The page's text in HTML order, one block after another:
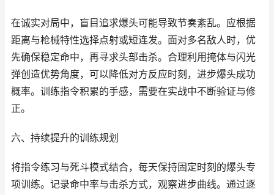
在诚实对局中，盲目追求爆头可能导致节奏紊乱。应根据
距离与枪械特性选择点射或短连发。面对多名敌人时，优
先确保稳定命中，再寻求头部击杀。合理利用掩体与闪光
弹创造优势角度，可以降低对方反应时刻，进步爆头成功
概率。训练指令积累的手感，需要在实战中不断验证与修
正。
六、持续提升的训练规划
将指令练习与死斗模式结合，每天保持固定时刻的爆头专
项训练。记录命中率与击杀方式，观察进步曲线。通过逐